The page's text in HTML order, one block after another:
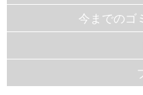
今までのゴ